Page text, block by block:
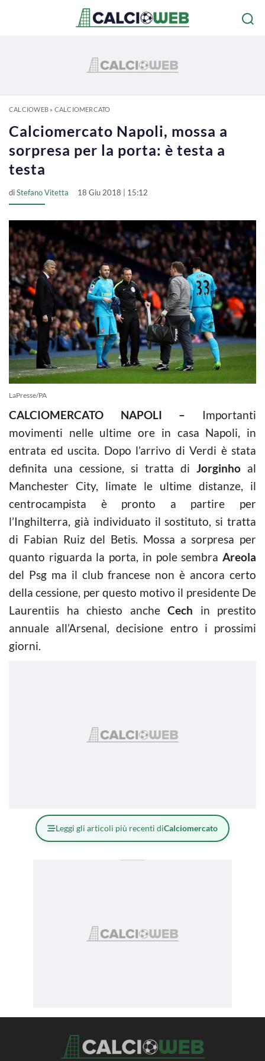
CALCIOWEB» CALCIOMERCATO
Calciomercato Napoli, mossa a
sorpresa per la porta: è testa a
testa
diStefano Vitetta 18 Giu 2018 | 15:12
LaPresse/PA
CALCIOMERCATO NAPOLI – Importanti
movimenti nelle ultime ore in casa Napoli, in
entrata ed uscita. Dopo l’arrivo di Verdi è stata
definita una cessione, si tratta di Jorginho al
Manchester City, limate le ultime distanze, il
centrocampista è pronto a partire per
l’Inghilterra, già individuato il sostituto, si tratta
di Fabian Ruiz del Betis. Mossa a sorpresa per
quanto riguarda la porta, in pole sembra Areola
del Psg ma il club francese non è ancora certo
della cessione, per questo motivo il presidente De
Laurentiis ha chiesto anche Cech in prestito
annuale all’Arsenal, decisione entro i prossimi
giorni.
Leggi gli articoli più recenti diCalciomercato